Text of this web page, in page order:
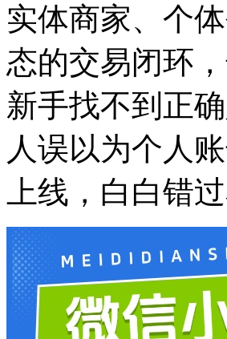
实体商家、个
态的交易闭环
新手找不到正
人误以为个人
上线，白白错